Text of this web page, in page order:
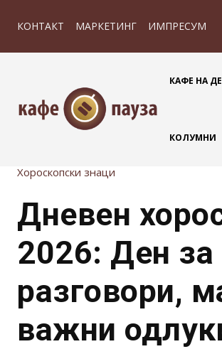
КОНТАКТ МАРКЕТИНГ ИМПРЕСУМ
КАФЕ НА
КОЛУМНИ
Хороскопски знаци
Дневен
2026: Ден за
разговори,
важни